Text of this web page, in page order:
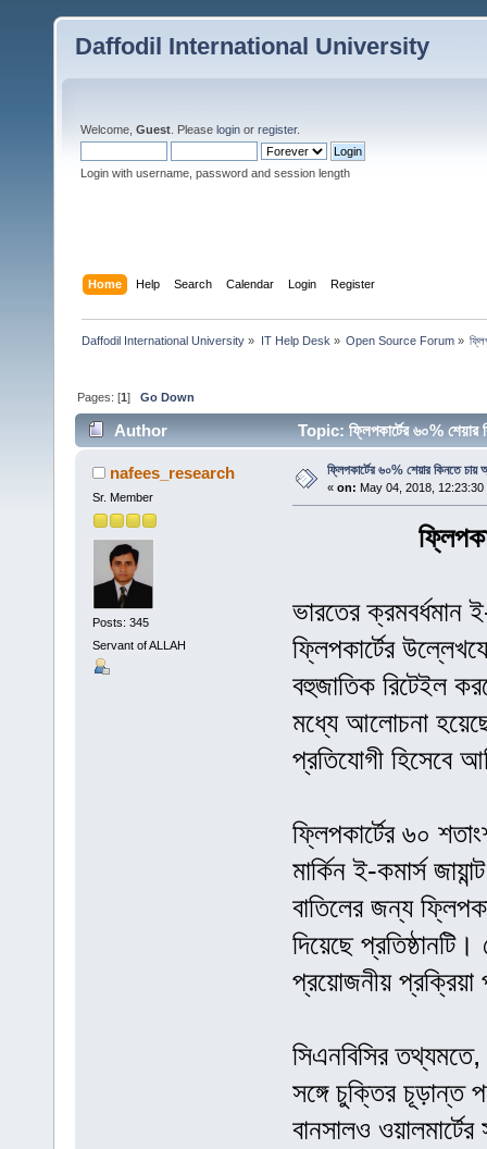
Daffodil International University
Welcome, Guest . Please login or register.
Login with username, password and session length
Home Help Search Calendar Login Register
Daffodil International University » IT Help Desk » Open Source Forum»
Pages: [1]Go Down
Author Topic: ফ্লিপকার্টের ৬০%
nafees_research
Sr. Member
Posts: 345
Servant of ALLAH
ফ্লিপকার্টের ৬০% শেয়ার কিনতে চায়
« on: May 04, 2018, 12:23:30
ভারতের ক্রমবর্ধমান
ফ্লিপকার্টের
বহুজাতিক রিটেইল
মধ্যে আলোচনা
প্রতিযোগী হিসেবে
ফ্লিপকার্টের ৬০
মার্কিন ই-কমার্স
বাতিলের জন্য
দিয়েছে
প্রয়োজনীয় প্রক্রিয়া
সিএনবিসির তথ্যমতে,
সঙ্গে চুক্তির চূড়ান্ত
বানসালও